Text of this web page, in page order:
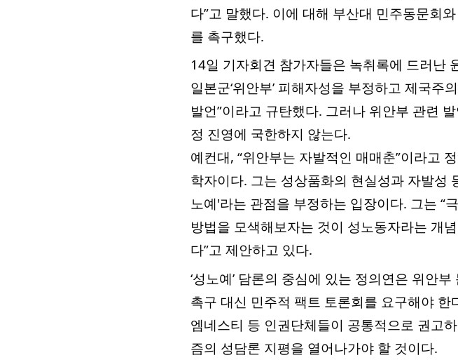
다”고 말했다. 이에 대해 부산대 민주동문회
를 촉구했다.
14일 기자회견 참가자들은 녹취록에 드러난
일본군‘위안부’ 피해자성을 부정하고 제국
발언”이라고 규탄했다. 그러나 위안부 관련
정 진영에 국한하지 않는다.
예컨대, “위안부는 자발적인 매매춘”이라고
학자이다. 그는 성상품화의 현실성과 자발성
노예'라는 관점을 부정하는 입장이다. 그는 “
방법을 모색해보자는 것이 성노동자라는 개
다”고 제안하고 있다.
‘성노예’ 담론의 중심에 있는 정의연은 위안
촉구 대신 민주적 팩트 토론회를 요구해야
엠네스티 등 인권단체들이 공통적으로 권고
즘의 성담론 지평을 열어나가야 할 것이다.